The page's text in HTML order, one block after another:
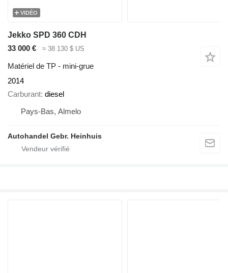
VIDÉO
Jekko SPD 360 CDH
33 000 €
≈ 38 130 $ US
Matériel de TP - mini-grue
2014
Carburant diesel
Pays-Bas, Almelo
Autohandel Gebr. Heinhuis